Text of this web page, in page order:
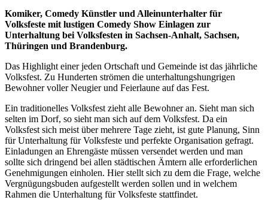
Komiker, Comedy Künstler und Alleinunterhalter für
Volksfeste mit lustigen Comedy Show Einlagen zur
Unterhaltung bei Volksfesten in Sachsen-Anhalt, Sachsen,
Thüringen und Brandenburg.
Das Highlight einer jeden Ortschaft und Gemeinde ist das jährliche
Volksfest. Zu Hunderten strömen die unterhaltungshungrigen
Bewohner voller Neugier und Feierlaune auf das Fest.
Ein traditionelles Volksfest zieht alle Bewohner an. Sieht man sich
selten im Dorf, so sieht man sich auf dem Volksfest. Da ein
Volksfest sich meist über mehrere Tage zieht, ist gute Planung, Sinn
für Unterhaltung für Volksfeste und perfekte Organisation gefragt.
Einladungen an Ehrengäste müssen versendet werden und man
sollte sich dringend bei allen städtischen Ämtern alle erforderlichen
Genehmigungen einholen. Hier stellt sich zu dem die Frage, welche
Vergnügungsbuden aufgestellt werden sollen und in welchem
Rahmen die Unterhaltung für Volksfeste stattfindet.